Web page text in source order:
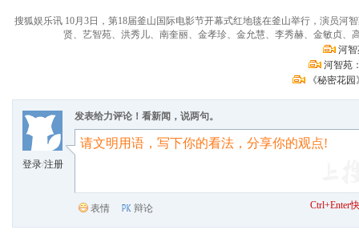
搜狐娱乐讯 10月3日，第18届釜山国际电影节开幕式红地毯在釜山举行，演员
贤、艺智苑、洪秀儿、南奎丽、金孝珍、金允慧、李秀赫、金敏贞
河
河智苑
《秘密花
登录/注册
发表给力评论！看新闻，说两句。
表情 辩论 Ctrl+Enter